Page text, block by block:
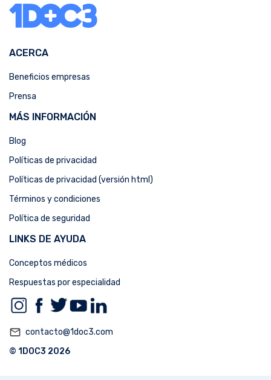
ACERCA
Beneficios empresas
Prensa
MÁS INFORMACIÓN
Blog
Políticas de privacidad
Políticas de privacidad (versión html)
Términos y condiciones
Política de seguridad
LINKS DE AYUDA
Conceptos médicos
Respuestas por especialidad
mail_outline contacto@1doc3.com
© 1DOC3 2026